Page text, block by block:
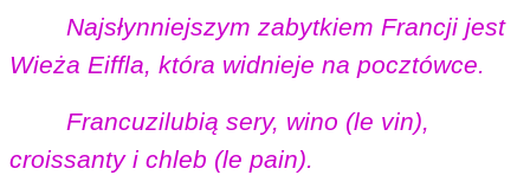
Najsłynniejszym zabytkiem Francji jest
Wieża Eiffla, która widnieje na pocztówce.
Francuzilubią sery, wino (le vin),
croissanty i chleb (le pain).